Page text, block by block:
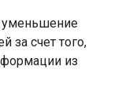
уменьшение
за счет того,
из